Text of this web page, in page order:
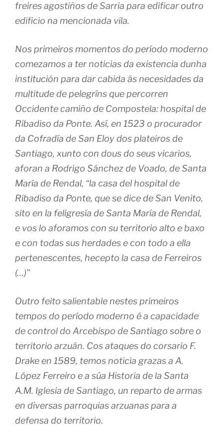
freires agostiños de Sarria para edificar outro
edificio na mencionada vila.
Nos primeiros momentos do período moderno
comezamos a ter noticias da existencia dunha
institución para dar cabida ás necesidades da
multitude de pelegríns que percorren
Occidente camiño de Compostela: hospital de
Ribadiso da Ponte. Así, en 1523 o procurador
da Cofradía de San Eloy dos plateiros de
Santiago, xunto con dous do seus vicarios,
aforan a Rodrigo Sánchez de Voado, de Santa
María de Rendal, “la casa del hospital de
Ribadiso da Ponte, que se dice de San Venito,
sito en la feligresía de Santa María de Rendal,
e vos lo aforamos con su territorio alto e baxo
e con todas sus herdades e con todo a ella
pertenescentes, hecepto la casa de Ferreiros
(…)”
Outro feito salientable nestes primeiros
tempos do período moderno é a capacidade
de control do Arcebispo de Santiago sobre o
territorio arzuán. Cos ataques do corsario F.
Drake en 1589, temos noticia grazas a A.
López Ferreiro e a súa Historia de la Santa
A.M. Iglesia de Santiago, un reparto de armas
en diversas parroquias arzuanas para a
defensa do territorio.